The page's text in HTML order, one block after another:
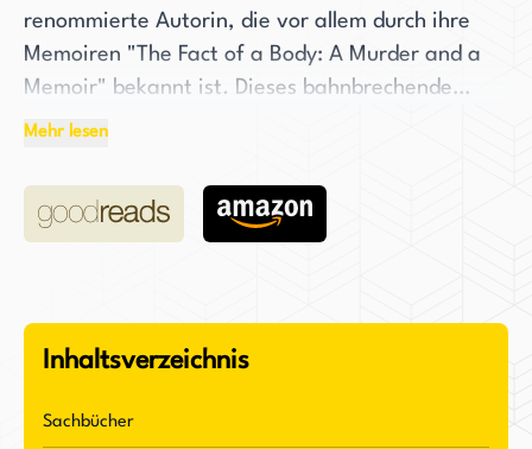
renommierte Autorin, die vor allem durch ihre
Memoiren "The Fact of a Body: A Murder and a
Memoir" bekannt ist. Dieses bahnbrechende
Werk, das persönliche Erfahrungen und Dämonen
Bestsellerlisten ein und wurde mit bedeutender
kritischer Anerkennung bedacht. Trotz ihres
Interaktionen mit Fans auf literarische Themen.
wurde als Indie Next Pick ausgezeichnet und war
Mehr lesen
Inhaltsverzeichnis
Sachbücher